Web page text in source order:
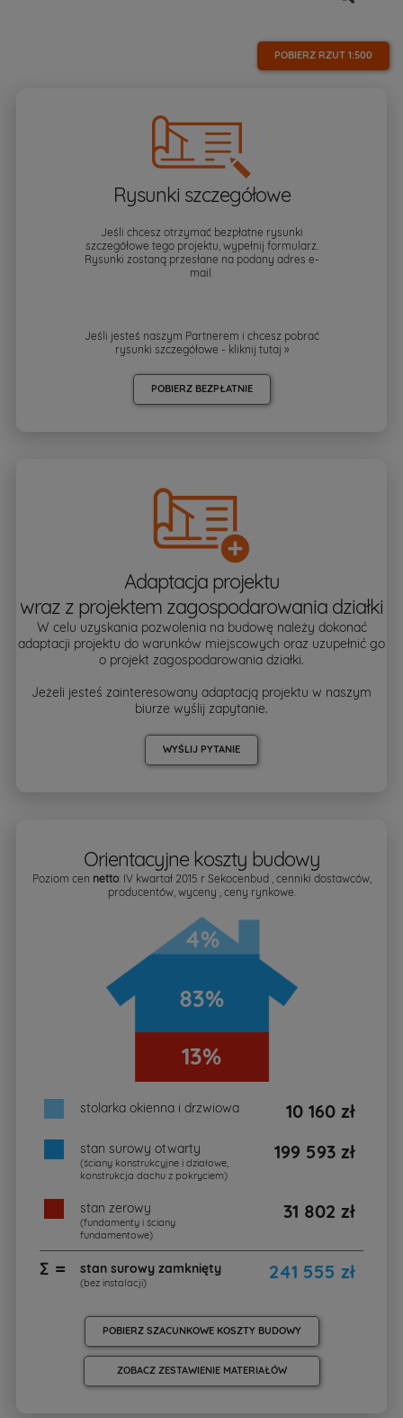
POBIERZ RZUT 1:500
Rysunki szczegółowe
Jeśli chcesz otrzymać bezpłatne rysunki
szczegółowe tego projektu, wypełnij formularz.
Rysunki zostaną przesłane na podany adres e-
mail.
Jeśli jesteś naszym Partnerem i chcesz pobrać
rysunki szczegółowe - kliknij tutaj »
POBIERZ BEZPŁATNIE
Adaptacja projektu
wraz z projektem zagospodarowania działki
W celu uzyskania pozwolenia na budowę należy dokonać
adaptacji projektu do warunków miejscowych oraz uzupełnić go
o projekt zagospodarowania działki.
Jeżeli jesteś zainteresowany adaptacją projektu w naszym
biurze wyślij zapytanie.
WYŚLIJ PYTANIE
Orientacyjne koszty budowy
Poziom cen netto: IV kwartał 2015 r Sekocenbud , cenniki dostawców,
producentów, wyceny , ceny rynkowe.
4%
83%
13%
stolarka okienna i drzwiowa 10 160 zł
stan surowy otwarty
(ściany konstrukcyjne i działowe,
konstrukcja dachu z pokryciem)
199 593 zł
stan zerowy
(fundamenty i ściany
fundamentowe)
31 802 zł
∑ = stan surowy zamknięty
(bez instalacji) 241 555 zł
POBIERZ SZACUNKOWE KOSZTY BUDOWY
ZOBACZ ZESTAWIENIE MATERIAŁÓW